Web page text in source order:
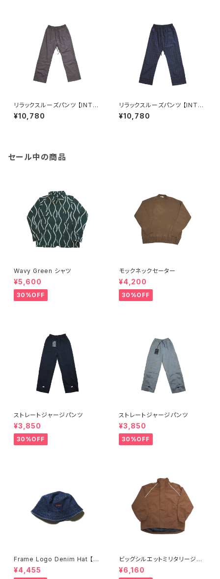
リラックスルーズパンツ 【INTER
PLAY】ORANGE CHECK(67)
¥10,780
リラックスルーズパンツ 【INTER
PLAY】PURPLE×GREY(83)
¥10,780
セール中の商品
Wavy Green シャツ
¥5,600
30%OFF
モックネックセーター
¥4,200
30%OFF
ストレートジャージパンツ
¥3,850
30%OFF
ストレートジャージパンツ
¥3,850
30%OFF
Frame Logo Denim Hat 【Fr
ame】
¥4,455
ビッグシルエットミリタリージャ
ケット
¥6,160